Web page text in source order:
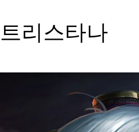
트리스타나